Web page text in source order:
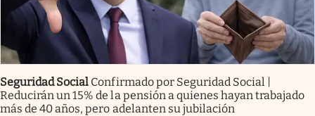
Seguridad Social Confirmado por Seguridad Social |
Reducirán un 15% de la pensión a quienes hayan trabajado
más de 40 años, pero adelanten su jubilación